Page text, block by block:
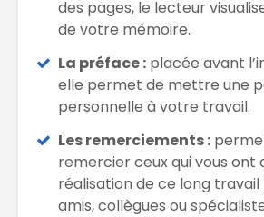
des pages, le lecteur
de votre mémoire.
La préface : placée avant
elle permet de mettre une
personnelle à votre travail.
Les remerciements :
remercier ceux qui vous ont
réalisation de ce long
amis, collègues ou